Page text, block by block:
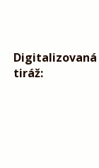
Digitalizovaná
tiráž: